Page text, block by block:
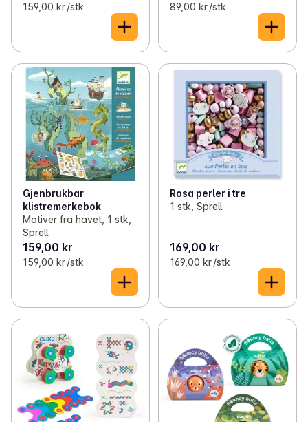
159,00 kr /stk 89,00 kr /stk
Gjenbrukbar
klistremerkebok
Motiver fra havet, 1 stk,
Sprell
159,00 kr
159,00 kr /stk
Rosa perler i tre
1 stk, Sprell
169,00 kr
169,00 kr /stk